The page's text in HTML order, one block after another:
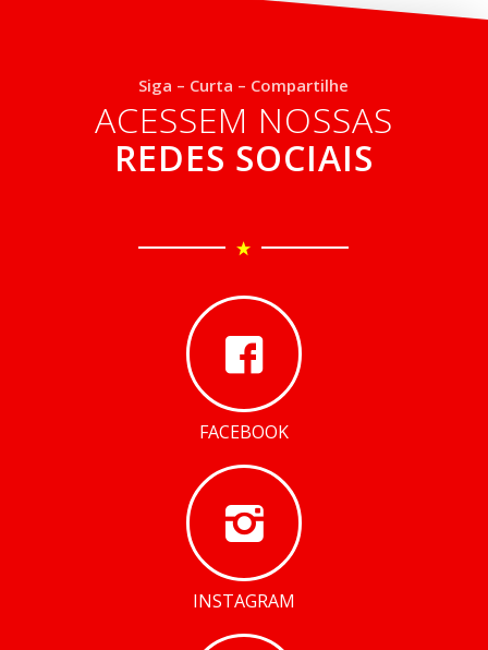
Siga – Curta – Compartilhe
ACESSEM NOSSAS
REDES SOCIAIS
FACEBOOK
INSTAGRAM